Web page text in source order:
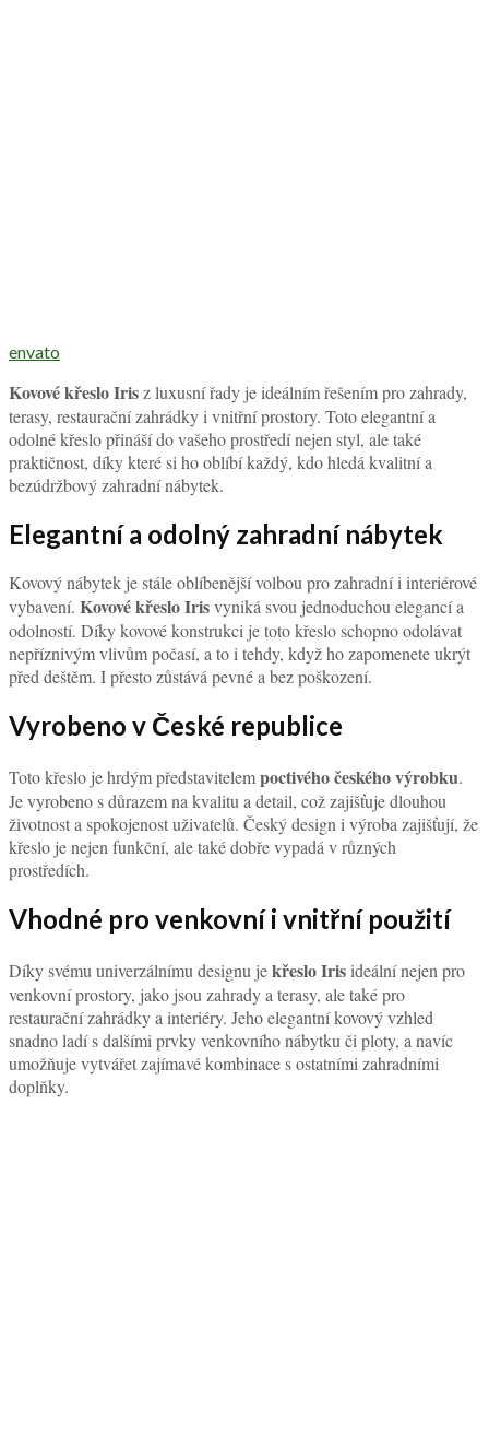
envato
Kovové křeslo Iris z luxusní řady je ideálním řešením pro zahrady,
terasy, restaurační zahrádky i vnitřní prostory. Toto elegantní a
odolné křeslo přináší do vašeho prostředí nejen styl, ale také
praktičnost, díky které si ho oblíbí každý, kdo hledá kvalitní a
bezúdržbový zahradní nábytek.
Elegantní a odolný zahradní nábytek
Kovový nábytek je stále oblíbenější volbou pro zahradní i interiérové
vybavení. Kovové křeslo Irisvyniká svou jednoduchou elegancí a
odolností. Díky kovové konstrukci je toto křeslo schopno odolávat
nepříznivým vlivům počasí, a to i tehdy, když ho zapomenete ukrýt
před deštěm. I přesto zůstává pevné a bez poškození.
Vyrobeno v České republice
Toto křeslo je hrdým představitelempoctivého českého výrobku.
Je vyrobeno s důrazem na kvalitu a detail, což zajišťuje dlouhou
životnost a spokojenost uživatelů. Český design i výroba zajišťují, že
křeslo je nejen funkční, ale také dobře vypadá v různých
prostředích.
Vhodné pro venkovní i vnitřní použití
Díky svému univerzálnímu designu jekřeslo Irisideální nejen pro
venkovní prostory, jako jsou zahrady a terasy, ale také pro
restaurační zahrádky a interiéry. Jeho elegantní kovový vzhled
snadno ladí s dalšími prvky venkovního nábytku či ploty, a navíc
umožňuje vytvářet zajímavé kombinace s ostatními zahradními
doplňky.